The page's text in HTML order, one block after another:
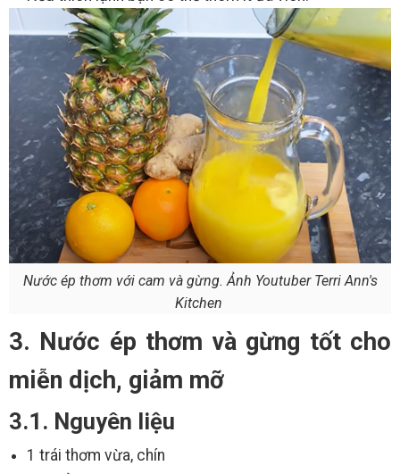
Nước ép thơm với cam và gừng. Ảnh Youtuber Terri Ann's
Kitchen
3. Nước ép thơm và gừng tốt cho
miễn dịch, giảm mỡ
3.1. Nguyên liệu
1 trái thơm vừa, chín